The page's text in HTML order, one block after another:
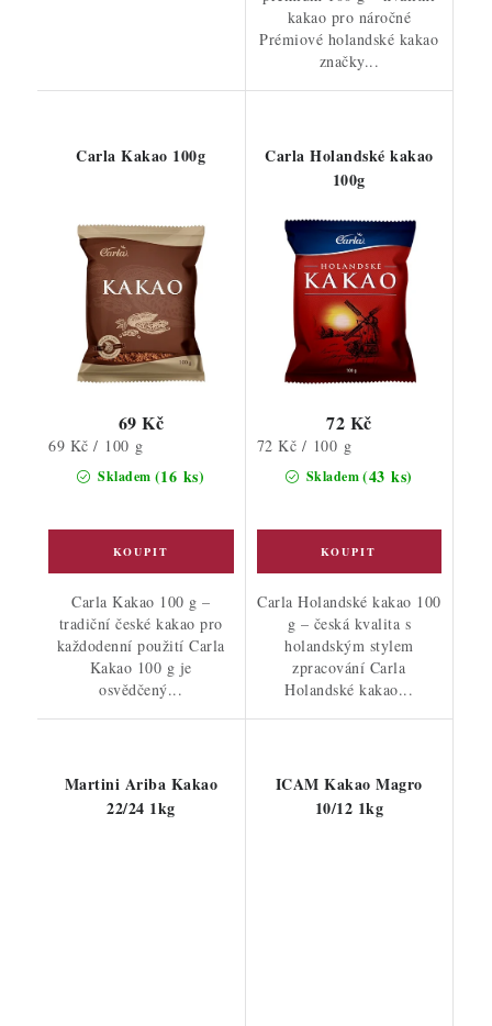
kakao pro náročné
Prémiové holandské kakao
značky...
Carla Kakao 100g
Skladem (16 ks)
69 Kč
Měrná
cena:
69 Kč / 100 g
Carla Kakao 100 g –
tradiční české kakao pro
každodenní použití Carla
Kakao 100 g je
osvědčený...
Carla Holandské kakao
100g
Skladem(43 ks)
72 Kč
Měrná
cena:
72 Kč / 100 g
Carla Holandské kakao 100
g – česká kvalita s
holandským stylem
zpracování Carla
Holandské kakao...
Martini Ariba Kakao
22/24 1kg
ICAM Kakao Magro
10/12 1kg